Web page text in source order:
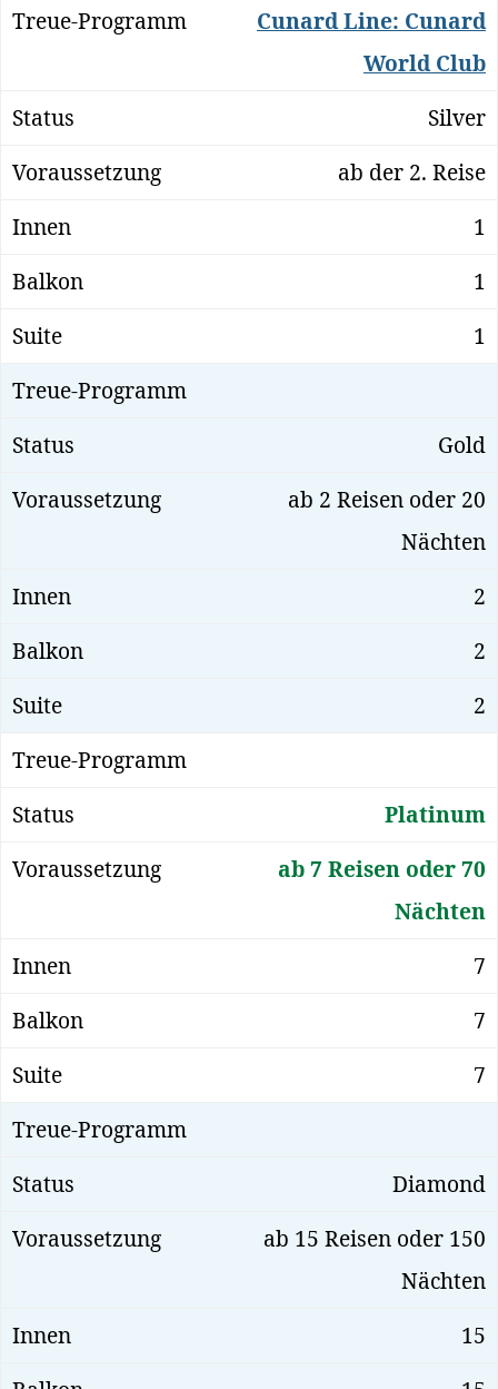
Cunard Line: Cunard
World Club
Silver
ab der 2. Reise
1
1
1
Gold
ab 2 Reisen oder 20
Nächten
2
2
2
Platinum
ab 7 Reisen oder 70
Nächten
7
7
7
Diamond
ab 15 Reisen oder 150
Nächten
15